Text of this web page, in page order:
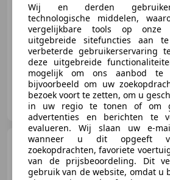
03/2011 323.625 km Benzine
Autobedrijf Berenpas B.V.
NL-7151 HT Eibergen
Ford
drs ST
Infot
Wij en derden
technologische middelen,
vergelijkbare tools op
uitgebreide sitefuncties aan
verbeterde gebruikerservaring
deze uitgebreide
mogelijk om ons aanbod te
bijvoorbeeld om uw
bezoek voort te zetten, om u
in uw regio te tonen of om
advertenties en berichten te
evalueren. Wij slaan uw e-
wanneer u dit opgeeft
zoekopdrachten, favoriete
van de prijsbeoordeling. Dit
gebruik van de website, omdat u